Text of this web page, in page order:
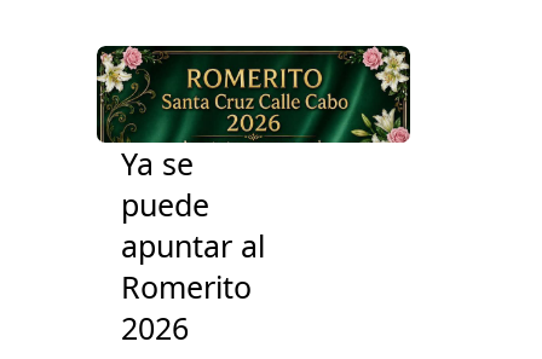
Ya se
puede
apuntar al
Romerito
2026